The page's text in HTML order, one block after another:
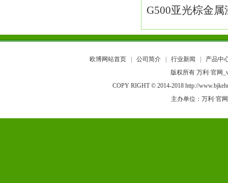
G500亚光棕金
欧博网站首页 公司简介 行业新闻
产品中
版权所有 万利·官网
COPY RIGHT © 2014-2018 http://
主办单位：万利·官